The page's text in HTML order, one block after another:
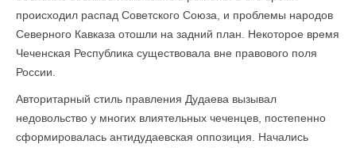
происходил распад Советского Союза, и проблемы народов
Северного Кавказа отошли на задний план. Некоторое время
Чеченская Республика существовала вне правового поля
России.
Авторитарный стиль правления Дудаева вызывал
недовольство у многих влиятельных чеченцев, постепенно
сформировалась антидудаевская оппозиция. Начались